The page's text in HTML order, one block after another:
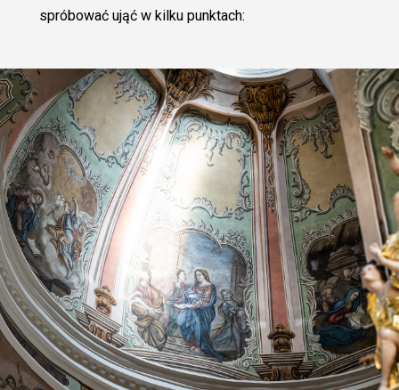
spróbować ująć w kilku punktach: